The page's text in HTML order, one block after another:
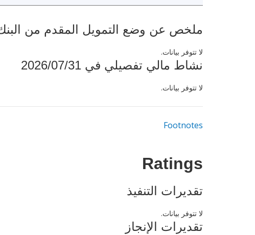
ملخص عن وضع التمويل المقدم من البنك
لا تتوفر بيانات.
نشاط مالي تفصيلي في 2026/07/31
لا تتوفر بيانات.
Footnotes
Ratings
تقديرات التنفيذ
لا تتوفر بيانات.
تقديرات الإنجاز